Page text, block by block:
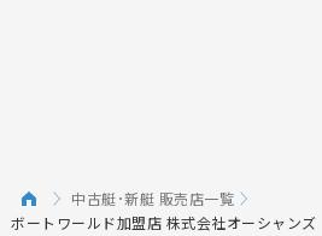
中古艇･新艇 販売店一覧
ボートワールド加盟店 株式会社オーシャンズ